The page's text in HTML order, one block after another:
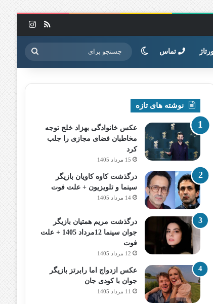
خوراک
تماس تغییر پوسته جستجو
برای
نوشته های تازه
عکس خانوادگی بهزاد خلج توجه
مخاطبان فضای مجازی را جلب
کرد
15 مرداد 1405
درگذشت کاوه کاویان بازیگر
سینما و تلویزیون + علت فوت
14 مرداد 1405
درگذشت مریم همتیان بازیگر
جوان سینما 12مرداد 1405 + علت
فوت
12 مرداد 1405
عکس ازدواج اما رابرتز بازیگر
جوان با کودی جان
11 مرداد 1405